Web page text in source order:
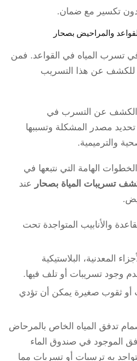
تكسير مع ضمان.
والمراحيض بصحار
تسرب المياه في القواعد. فمن
للكشف عن هذا التسريب
الكشف عن التسرب في
مصدر المشكلة وتسببها
والترميمية.
الهامة التي نتبعها في
تسريبات المياة بصحار عند
والأنابيب المتواجدة تحت
المعدنية، البلاستيكية
وجود تسريبات أو تلف فيها.
ثقوب صغيرة يمكن أن تؤدي
تدفق المياه الخاص بالمرحاض
الموجود في صندوق الماء
به ترسبات أو تسربات مما